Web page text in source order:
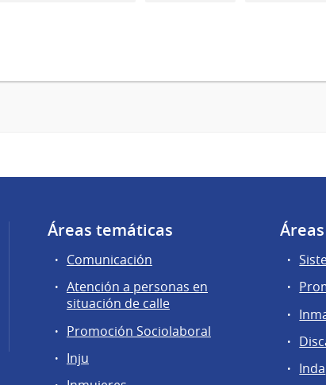
Áreas temáticas
Comunicación
Atención a personas en
situación de calle
Promoción Sociolaboral
Inju
Inda